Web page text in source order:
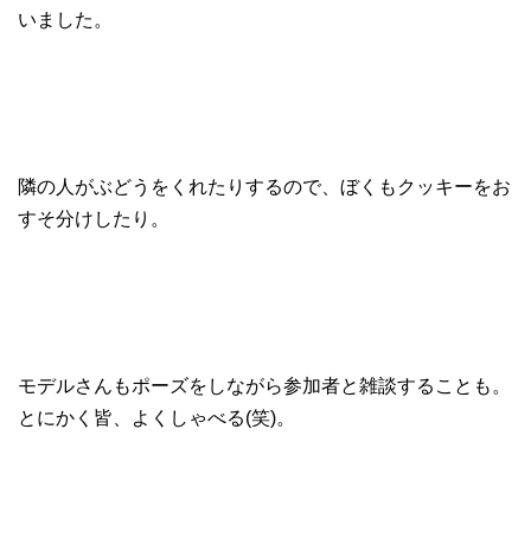
いました。
隣の人がぶどうをくれたりするので、ぼくもクッキーをお
すそ分けしたり。
モデルさんもポーズをしながら参加者と雑談することも。
とにかく皆、よくしゃべる(笑)。